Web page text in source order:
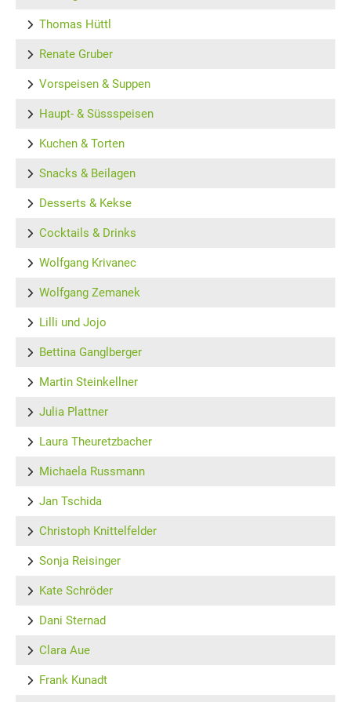
Thomas Hüttl
Renate Gruber
Vorspeisen & Suppen
Haupt- & Süssspeisen
Kuchen & Torten
Snacks & Beilagen
Desserts & Kekse
Cocktails & Drinks
Wolfgang Krivanec
Wolfgang Zemanek
Lilli und Jojo
Bettina Ganglberger
Martin Steinkellner
Julia Plattner
Laura Theuretzbacher
Michaela Russmann
Jan Tschida
Christoph Knittelfelder
Sonja Reisinger
Kate Schröder
Dani Sternad
Clara Aue
Frank Kunadt